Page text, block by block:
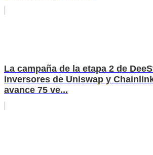
La campaña de la etapa 2 de
inversores de Uniswap y
avance 75 ve...